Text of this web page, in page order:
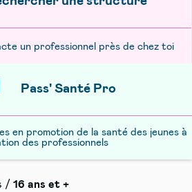
un professionnel près de chez toi
Pass' Santé Pro
en promotion de la santé des jeunes à
des professionnels
/ 16 ans et +